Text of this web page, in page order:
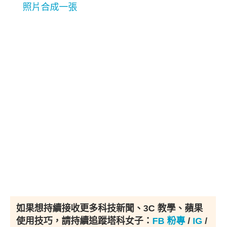
照片合成一張
如果想持續接收更多科技新聞、3C 教學、蘋果
使用技巧，請持續追蹤塔科女子： FB 粉專 / IG /